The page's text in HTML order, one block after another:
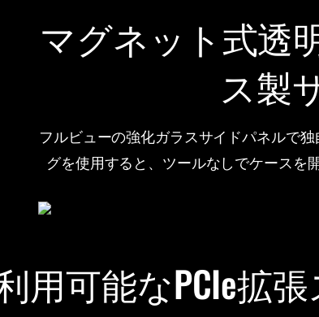
マグネット式透
ス製
フルビューの強化ガラスサイドパネルで
グを使用すると、ツールなしでケースを
用可能なPCIe拡